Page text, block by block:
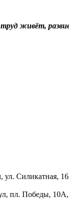
живёт,
ул. Силикатная,
пл. Победы,